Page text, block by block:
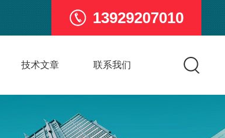
13929207010
技术文章 联系我们